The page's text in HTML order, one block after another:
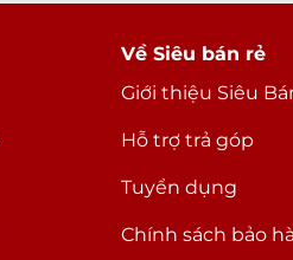
Về Siêu bán rẻ
Giới thiệu Siêu
Hỗ trợ trả góp
Tuyển dụng
Chính sách bảo